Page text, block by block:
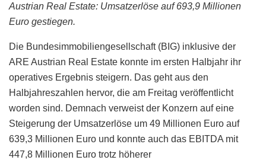
Austrian Real Estate: Umsatzerlöse auf 693,9 Millionen
Euro gestiegen.
Die Bundesimmobiliengesellschaft (BIG) inklusive der
ARE Austrian Real Estate konnte im ersten Halbjahr ihr
operatives Ergebnis steigern. Das geht aus den
Halbjahreszahlen hervor, die am Freitag veröffentlicht
worden sind. Demnach verweist der Konzern auf eine
Steigerung der Umsatzerlöse um 49 Millionen Euro auf
639,3 Millionen Euro und konnte auch das EBITDA mit
447,8 Millionen Euro trotz höherer